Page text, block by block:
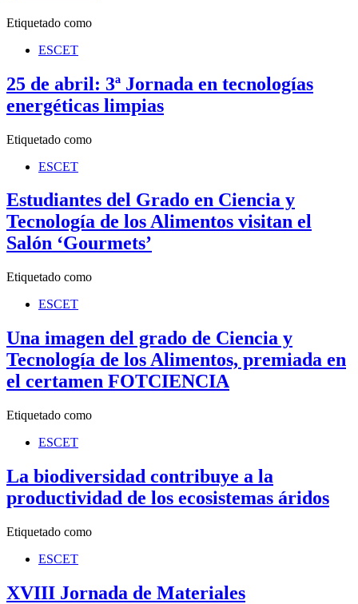
Etiquetado como
ESCET
25 de abril: 3ª Jornada en tecnologías
energéticas limpias
Etiquetado como
ESCET
Estudiantes del Grado en Ciencia y
Tecnología de los Alimentos visitan el
Salón ‘Gourmets’
Etiquetado como
ESCET
Una imagen del grado de Ciencia y
Tecnología de los Alimentos, premiada en
el certamen FOTCIENCIA
Etiquetado como
ESCET
La biodiversidad contribuye a la
productividad de los ecosistemas áridos
Etiquetado como
ESCET
XVIII Jornada de Materiales